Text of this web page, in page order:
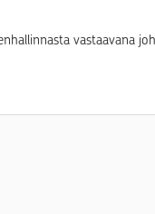
vastaavana